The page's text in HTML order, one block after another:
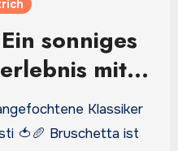
sonniges
mit
und
Klassiker
🍅🥖 Bruschetta ist